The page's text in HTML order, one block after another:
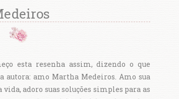
esta resenha assim, dizendo o que
amo Martha Medeiros. Amo sua
adoro suas soluções simples para as